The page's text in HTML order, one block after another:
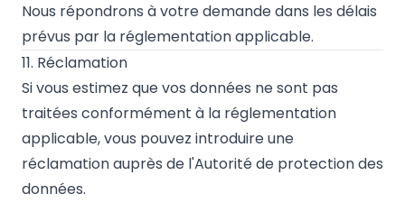
Nous répondrons à votre demande dans les délais
prévus par la réglementation applicable.
11. Réclamation
Si vous estimez que vos données ne sont pas
traitées conformément à la réglementation
applicable, vous pouvez introduire une
réclamation auprès de l'Autorité de protection des
données.